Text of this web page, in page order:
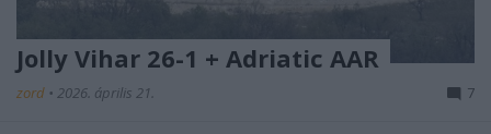
Jolly Vihar 26-1 + Adriatic AAR
zord • 2026. április 21. 7